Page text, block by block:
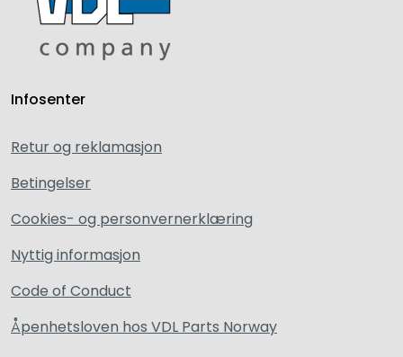
Infosenter
Retur og reklamasjon
Betingelser
Cookies- og personvernerklæring
Nyttig informasjon
Code of Conduct
Åpenhetsloven hos VDL Parts Norway